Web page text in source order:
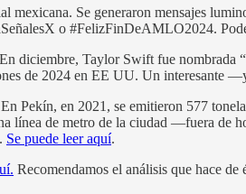
mexicana. Se generaron mensajes
o #FelizFinDeAMLO2024.
diciembre, Taylor Swift fue nombrada
de 2024 en EE UU. Un interesante
Pekín, en 2021, se emitieron 577
línea de metro de la ciudad —fuera
Se puede leer aquí.
Recomendamos el análisis que hace de